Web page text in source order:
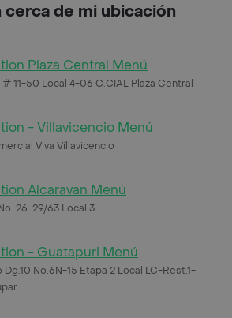
de mi ubicación
Plaza Central Menú
11-50 Local 4-06 C.CIAL Plaza Central
- Villavicencio Menú
Viva Villavicencio
Alcaravan Menú
26-29/63 Local 3
- Guatapuri Menú
Dg.10 No.6N-15 Etapa 2 Local LC-Rest.1-